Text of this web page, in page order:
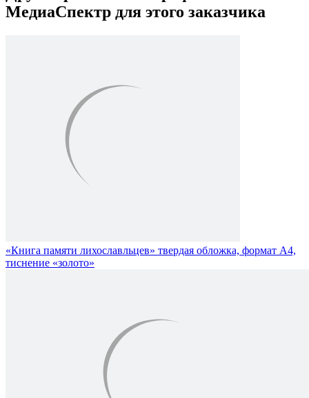
МедиаСпектр для этого заказчика
«Книга памяти лихославльцев» твердая обложка, формат А4,
тиснение «золото»